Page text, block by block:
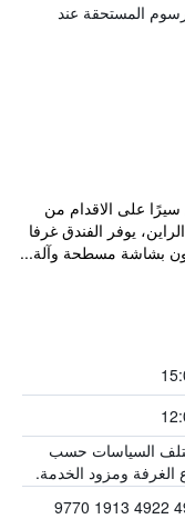
المستحقة عند
ذو الـ4 نجوم على بعد 10 دقائق سيرًا على الاقدام من
يوفر الفندق غرفا
بشاشة مسطحة وآلة...
السياسات حسب
الغرفة ومزود الخدمة.